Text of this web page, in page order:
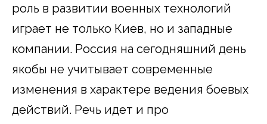
роль в развитии военных технологий
играет не только Киев, но и западные
компании. Россия на сегодняшний день
якобы не учитывает современные
изменения в характере ведения боевых
действий. Речь идет и про